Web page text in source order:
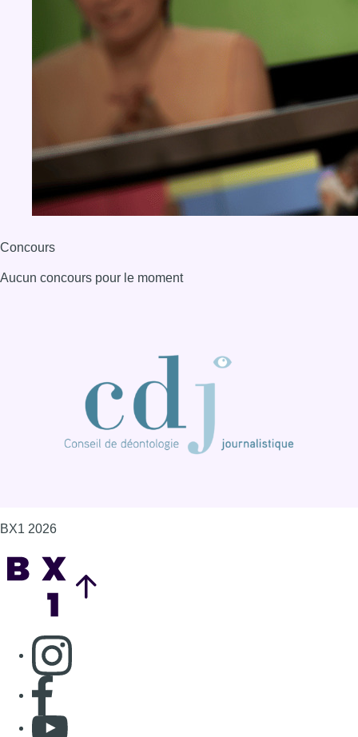
Concours
Aucun concours pour le moment
BX1 2026
Consulter page Instagram
Consulter page Facebook
Consulter Youtube